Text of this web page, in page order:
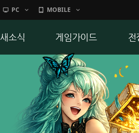
PC MOBILE
새소식
히스토리
게임가이드
게임 특징
서버가이드
신병훈련소
세부가이드
전
공